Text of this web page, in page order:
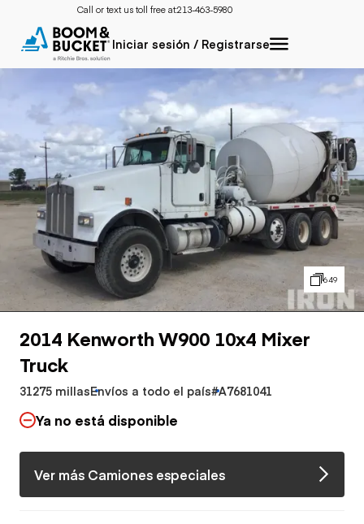
Call or text us toll free at:213-463-5980
Iniciar sesión / Registrarse
649
2014 Kenworth W900 10x4 Mixer
Truck
31275 millasEnvíos a todo el país#A7681041
Ya no está disponible
Ver más Camiones especiales